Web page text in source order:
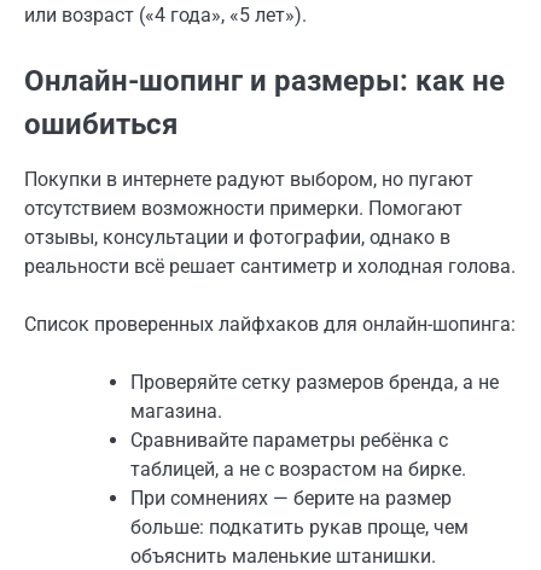
или возраст («4 года», «5 лет»).
Онлайн-шопинг и размеры: как не
ошибиться
Покупки в интернете радуют выбором, но пугают
отсутствием возможности примерки. Помогают
отзывы, консультации и фотографии, однако в
реальности всё решает сантиметр и холодная голова.
Список проверенных лайфхаков для онлайн-шопинга:
Проверяйте сетку размеров бренда, а не
магазина.
Сравнивайте параметры ребёнка с
таблицей, а не с возрастом на бирке.
При сомнениях — берите на размер
больше: подкатить рукав проще, чем
объяснить маленькие штанишки.